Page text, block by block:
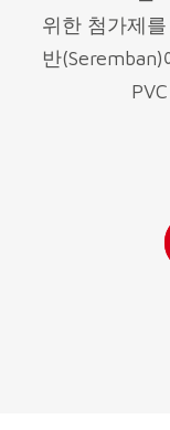
위한 첨가제
반